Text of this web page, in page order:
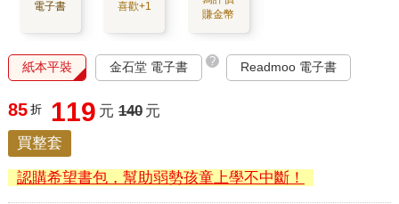
電子書 喜歡+1
賺金幣
紙本平裝 金石堂 電子書 ? Readmoo 電子書
85 折 119 元 140 元
買整套
認購希望書包，幫助弱勢孩童上學不中斷！